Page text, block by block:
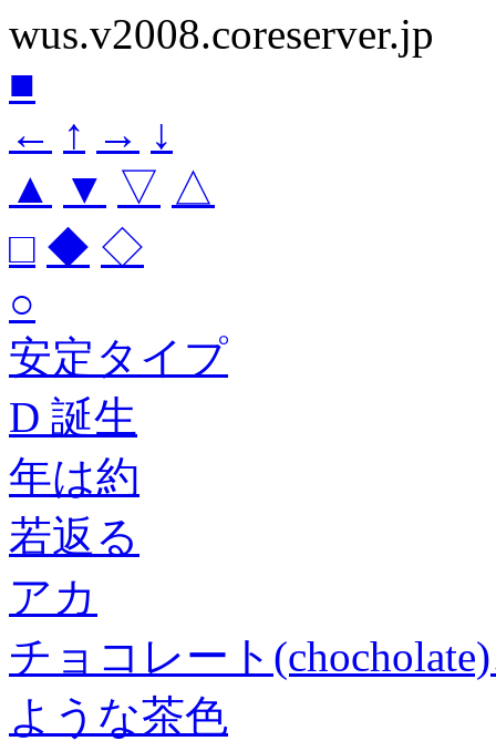
wus.v2008.coreserver.jp
■
← ↑ → ↓
▲
▼ ▽ △
□ ◆ ◇
○
安定タイプ
D 誕生
年は約
若返る
アカ
チョコレート
ような茶色